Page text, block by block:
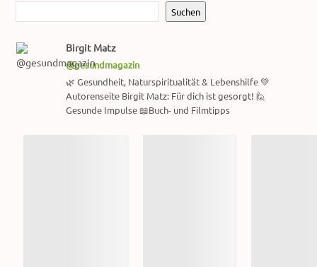
Suchen
Birgit Matz
@gesundmagazin
🌿 Gesundheit, Naturspiritualität & Lebenshilfe 💚
Autorenseite Birgit Matz: Für dich ist gesorgt! 🙋
Gesunde Impulse 📖Buch- und Filmtipps